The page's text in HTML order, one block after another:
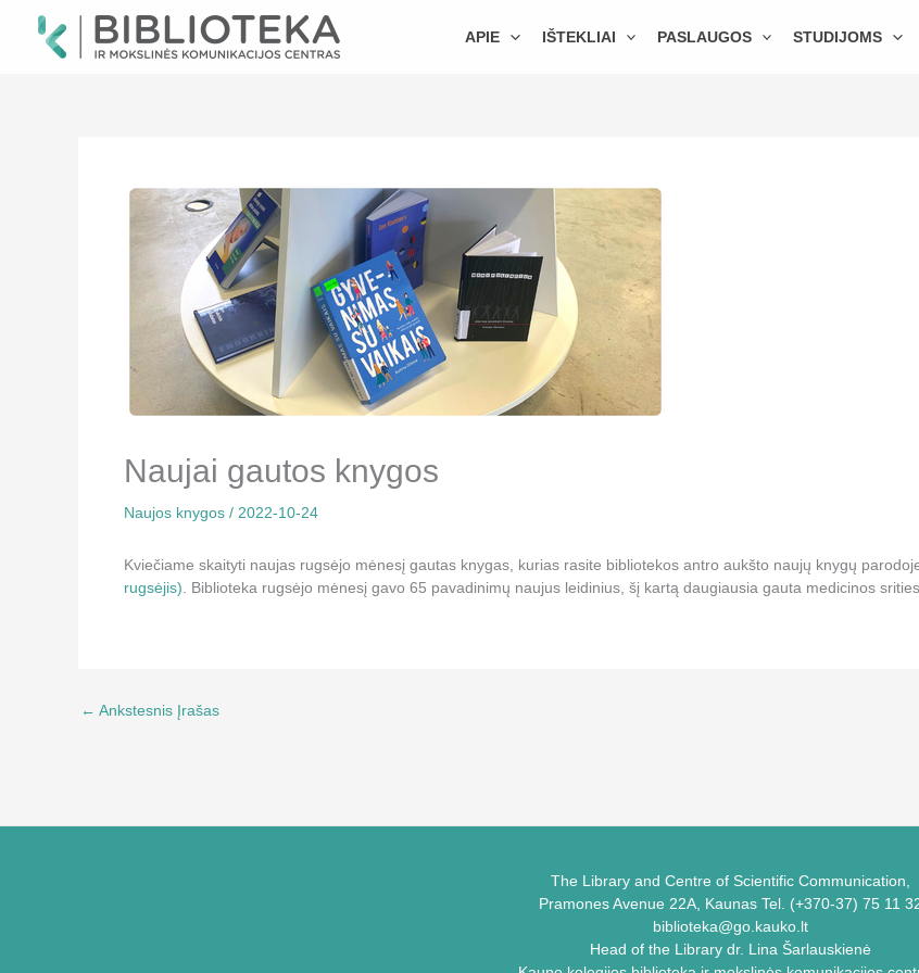
APIE IŠTEKLIAI PASLAUGOS STUDIJOMS
Naujai gautos knygos
Naujos knygos / 2022-10-24
Kviečiame skaityti naujas rugsėjo mėnesį gautas knygas, kurias rasite bibliotekos antro aukšto naujų knygų
rugsėjis) . Biblioteka rugsėjo mėnesį gavo 65 pavadinimų naujus leidinius, šį kartą daugiausia gauta medicinos
← Ankstesnis Įrašas
The Library and Centre of Scientific Communication,
Pramones Avenue 22A, Kaunas Tel. (+370-37) 75 11
biblioteka@go.kauko.lt
Head of the Library dr. Lina Šarlauskienė